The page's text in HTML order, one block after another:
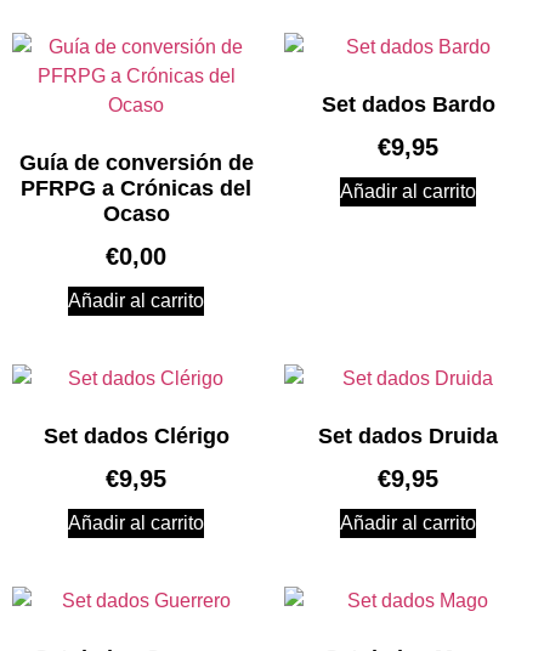
Guía de conversión de
PFRPG a Crónicas del
Ocaso
€0,00
Añadir al carrito
Set dados Bardo
€9,95
Añadir al carrito
Set dados Clérigo
€9,95
Añadir al carrito
Set dados Druida
€9,95
Añadir al carrito